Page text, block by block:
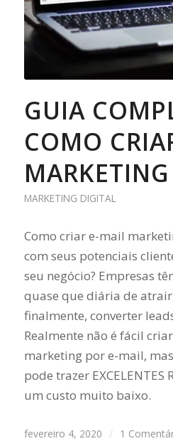
GUIA
COMO
MARKETING
MARKETING DIGITAL
Como criar e-mail
com seus potenciais
seu negócio? Empresas
quase que diária de
finalmente, converter
Realmente não é fácil
marketing por e-mail,
pode trazer EXCELENTES
um custo muito baixo.
fevereiro 4, 2020 / 1